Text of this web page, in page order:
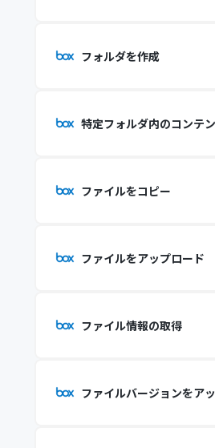
フォルダを作成
特定フォルダ内のコンテ
ファイルをコピー
ファイルをアップロード
ファイル情報の取得
ファイルバージョンをア